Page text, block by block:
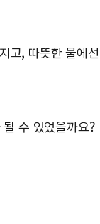
고, 따뜻한 물에
수 있었을까요?